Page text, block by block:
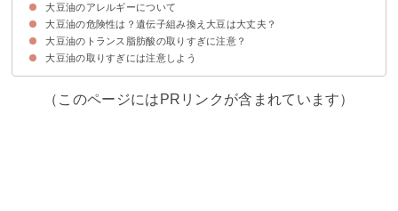
①圧力・熱をかける
②溶剤を使う
大豆油のアレルギーについて
アレルギーの心配はほぼない
大豆油の危険性は？遺伝子組み換え大豆は大丈夫？
遺伝子組み替えはさほど危険ではない
大豆油のトランス脂肪酸の取りすぎに注意？
トランス脂肪酸の過剰摂取による影響・症状
1日の摂取量の目安
大豆油の取りすぎには注意しよう
（このページにはPRリンクが含まれています）